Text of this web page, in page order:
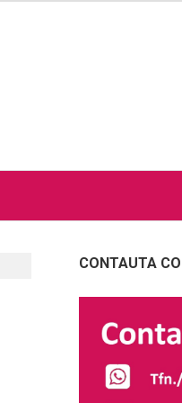
CONTAUTA